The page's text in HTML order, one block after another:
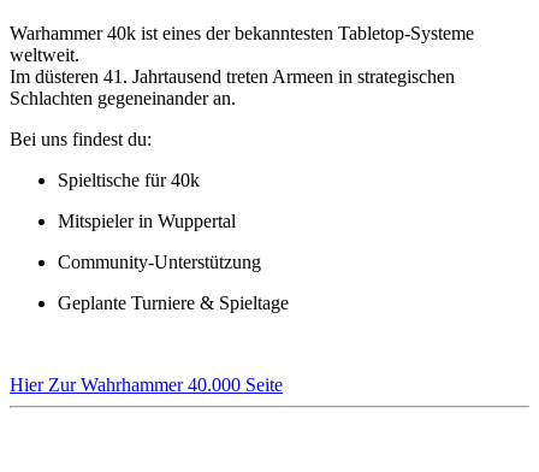
Warhammer 40k ist eines der bekanntesten Tabletop-Systeme
weltweit.
Im düsteren 41. Jahrtausend treten Armeen in strategischen
Schlachten gegeneinander an.
Bei uns findest du:
Spieltische für 40k
Mitspieler in Wuppertal
Community-Unterstützung
Geplante Turniere & Spieltage
Hier Zur Wahrhammer 40.000 Seite